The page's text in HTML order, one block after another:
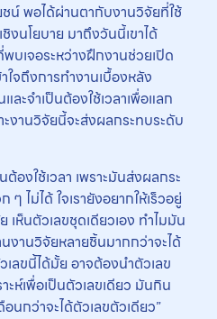
น์ พอได้ผ่านตากับงานวิจัยที่ใช้
งนโยบาย มาถึงวันนี้เขาได้
บเจอระหว่างฝึกงานช่วยเปิด
ใจถึงการทำงานเบื้องหลัง
ะจำเป็นต้องใช้เวลาเพื่อแลก
งานวิจัยนี้จะส่งผลกระทบระดับ
องใช้เวลา เพราะมันส่งผลกระ
ไม่ได้ ใจเรายังอยากให้เร็วอยู่
เห็นตัวเลขชุดเดียวเอง ทำไมมัน
านวิจัยหลายชิ้นมากกว่าจะได้
ลขนี้ได้มั้ย อาจต้องนำตัวเลข
ห์เพื่อเป็นตัวเลขเดียว มันกิน
นกว่าจะได้ตัวเลขตัวเดียว”